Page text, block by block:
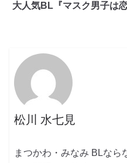
大人気BL『マスク男子は
松川 水七見
まつかわ・みなみ BLなら